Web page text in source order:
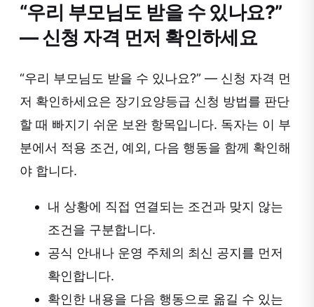
“우리 부모님도 받을 수 있나요?”
— 신청 자격 먼저 확인하세요
“우리 부모님도 받을 수 있나요?” — 신청 자격 먼
저 확인하세요은 장기요양등급 신청 방법를 판단
할 때 빠지기 쉬운 보완 항목입니다. 독자는 이 부
분에서 적용 조건, 예외, 다음 행동을 함께 확인해
야 합니다.
내 상황에 직접 연결되는 조건과 맞지 않는
조건을 구분합니다.
공식 안내나 운영 주체의 최신 공지를 먼저
확인합니다.
확인한 내용을 다음 행동으로 옮길 수 있는